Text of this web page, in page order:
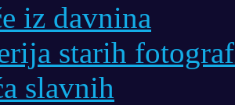
iz davnina
starih
slavnih